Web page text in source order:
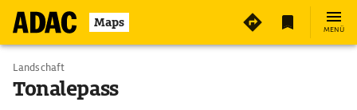
Maps MENÜ
Landschaft
Tonalepass